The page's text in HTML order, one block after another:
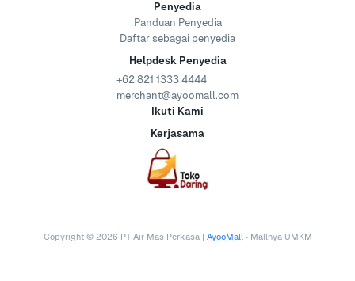
Penyedia
Panduan Penyedia
Daftar sebagai penyedia
Helpdesk Penyedia
+62 821 1333 4444
merchant@ayoomall.com
Ikuti Kami
Kerjasama
Copyright © 2026 PT Air Mas Perkasa | AyooMall • Mallnya UMKM